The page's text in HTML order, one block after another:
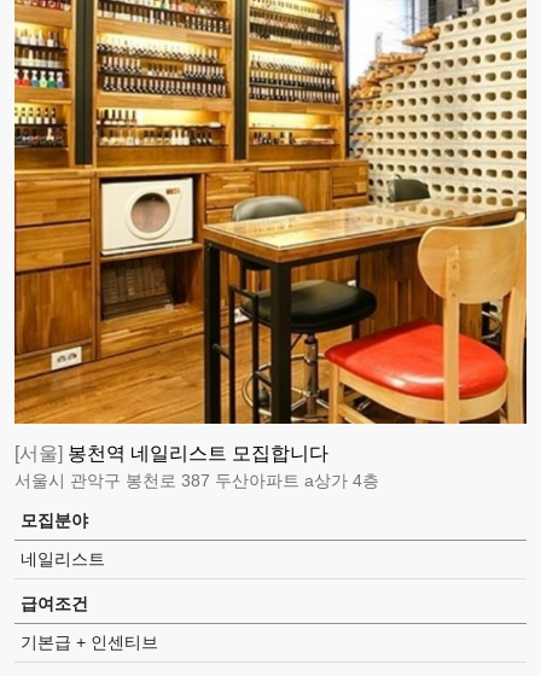
[서울] 봉천역 네일리스트 모집합니다
서울시 관악구 봉천로 387 두산아파트 a상가 4층
모집분야
네일리스트
급여조건
기본급 + 인센티브